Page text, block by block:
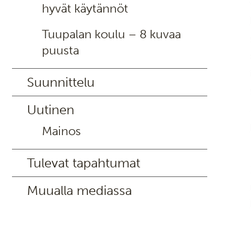
hyvät käytännöt
Tuupalan koulu – 8 kuvaa
puusta
Suunnittelu
Uutinen
Mainos
Tulevat tapahtumat
Muualla mediassa